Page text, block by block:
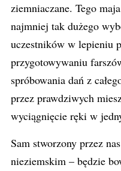
ziemniaczane. Tego
najmniej tak dużego
uczestników w lepieniu
przygotowywaniu
spróbowania dań z
przez prawdziwych
wyciągnięcie ręki w
Sam stworzony przez
nieziemskim – będzie